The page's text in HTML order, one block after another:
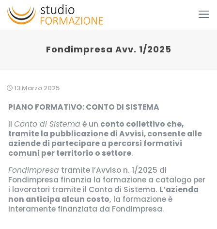
Fondimpresa Avv. 1/2025
13 Marzo 2025
PIANO FORMATIVO: CONTO DI SISTEMA
IlConto di Sistema è un conto collettivo che,
tramite la pubblicazione di Avvisi, consente alle
aziende di partecipare a percorsi formativi
comuni per territorio o settore.
Fondimpresa tramite l’Avviso n. 1/2025 di
Fondimpresa finanzia la formazione a catalogo per
i lavoratori tramite il Conto di Sistema. L’azienda
non anticipa alcun costo, la formazione è
interamente finanziata da Fondimpresa.